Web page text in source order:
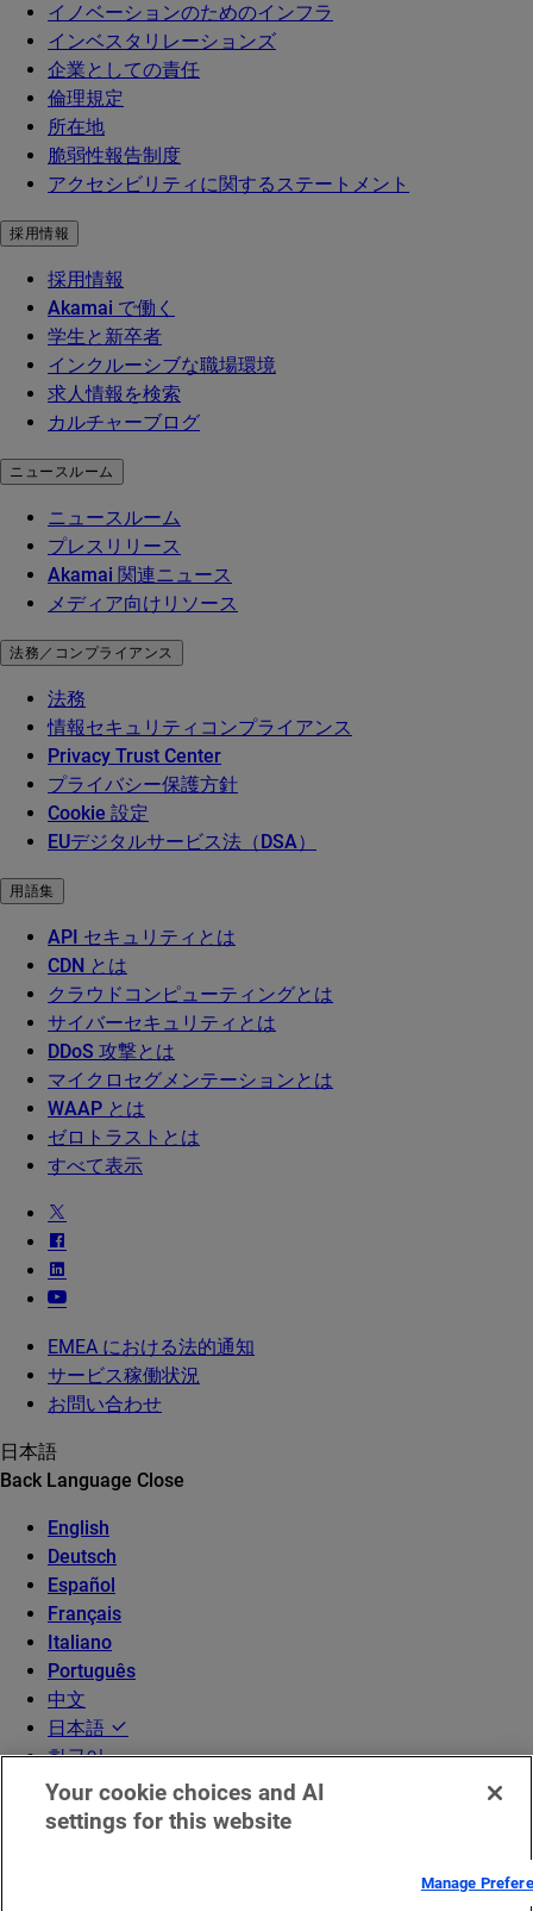
イノベーションのためのインフラ
インベスタリレーションズ
企業としての責任
倫理規定
所在地
脆弱性報告制度
アクセシビリティに関するステートメント
採用情報
採用情報
Akamai で働く
学生と新卒者
インクルーシブな職場環境
求人情報を検索
カルチャーブログ
ニュースルーム
ニュースルーム
プレスリリース
Akamai 関連ニュース
メディア向けリソース
法務／コンプライアンス
法務
情報セキュリティコンプライアンス
Privacy Trust Center
プライバシー保護方針
Cookie 設定
EUデジタルサービス法（DSA）
用語集
API セキュリティとは
CDN とは
クラウドコンピューティングとは
サイバーセキュリティとは
DDoS 攻撃とは
マイクロセグメンテーションとは
WAAP とは
ゼロトラストとは
すべて表示
EMEA における法的通知
サービス稼働状況
お問い合わせ
日本語
Back Language Close
English
Deutsch
Español
Français
Italiano
Português
中文
日本語
한국어
Your cookie choices and AI
settings for this website
Manage